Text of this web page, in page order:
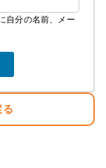
825
自分の名前、メー